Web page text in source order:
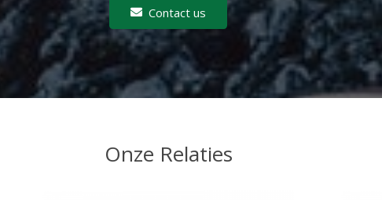
Contact us
Onze Relaties